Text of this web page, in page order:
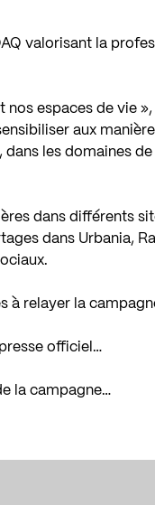
valorisant la
nos espaces de vie
aux
les domaines
dans différents
dans Urbania,
à relayer la
officiel…
la campagne…